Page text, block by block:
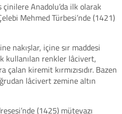
Anadolu’da ilk olarak
Mehmed Türbesi’nde (1421)
nakışlar, içine sır maddesi
kullanılan renkler lâcivert,
kiremit kırmızısıdır. Bazen
lâcivert zemine altın
(1425) mütevazı